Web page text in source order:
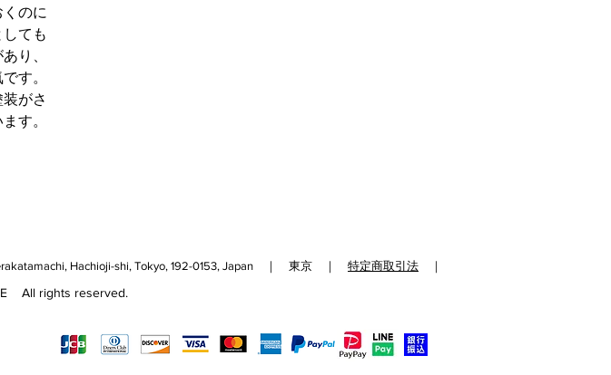
のに
ても
り、
す。
がさ
す。
Hachioji-shi, Tokyo, 192-0153, Japan ｜ 東京 ｜ 特定商取引法 ｜
All rights reserved.